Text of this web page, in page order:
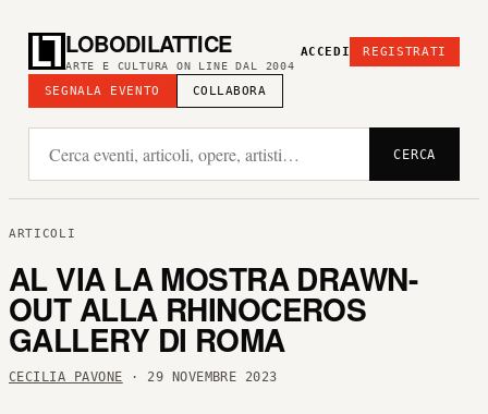
LOBODILATTICE
ARTE E CULTURA ON LINE DAL 2004
SEGNALA EVENTO COLLABORA
ACCEDI REGISTRATI
CERCA
ARTICOLI
AL VIA LA MOSTRA DRAWN-
OUT ALLA RHINOCEROS
GALLERY DI ROMA
CECILIA PAVONE · 29 NOVEMBRE 2023